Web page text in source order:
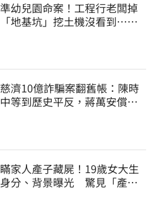
準幼兒園命案！工程行老闆掉
「地基坑」挖土機沒看到…下
慈濟10億詐騙案翻舊帳：陳時
中等到歷史平反，蔣萬安償還
瞞家人產子藏屍！19歲女大生
身分、背景曝光 驚見「產檢